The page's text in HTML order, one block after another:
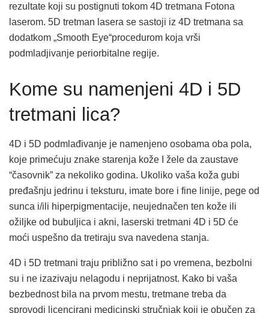
rezultate koji su postignuti tokom 4D tretmana Fotona
laserom. 5D tretman lasera se sastoji iz 4D tretmana sa
dodatkom „Smooth Eye“procedurom koja vrši
podmladjivanje periorbitalne regije.
Kome su namenjeni 4D i 5D
tretmani lica?
4D i 5D podmlađivanje je namenjeno osobama oba pola,
koje primećuju znake starenja kože I žele da zaustave
“časovnik” za nekoliko godina. Ukoliko vaša koža gubi
pređašnju jedrinu i teksturu, imate bore i fine linije, pege od
sunca i/ili hiperpigmentacije, neujednačen ten kože ili
ožiljke od bubuljica i akni, laserski tretmani 4D i 5D će
moći uspešno da tretiraju sva navedena stanja.
4D i 5D tretmani traju približno sat i po vremena, bezbolni
su i ne izazivaju nelagodu i neprijatnost. Kako bi vaša
bezbednost bila na prvom mestu, tretmane treba da
sprovodi licencirani medicinski stručnjak koji je obučen za